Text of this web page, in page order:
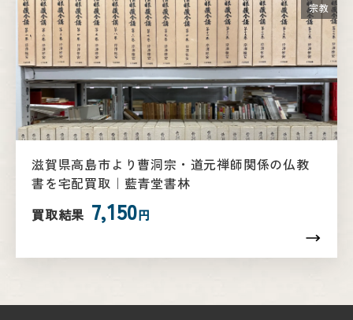
宗教
滋賀県高島市より曹洞宗・道元禅師関係の仏教
書を宅配買取｜藍青堂書林
買取結果 7,150円